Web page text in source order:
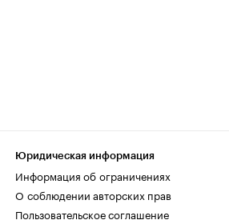
Юридическая информация
Информация об ограничениях
О соблюдении авторских прав
Пользовательское соглашение